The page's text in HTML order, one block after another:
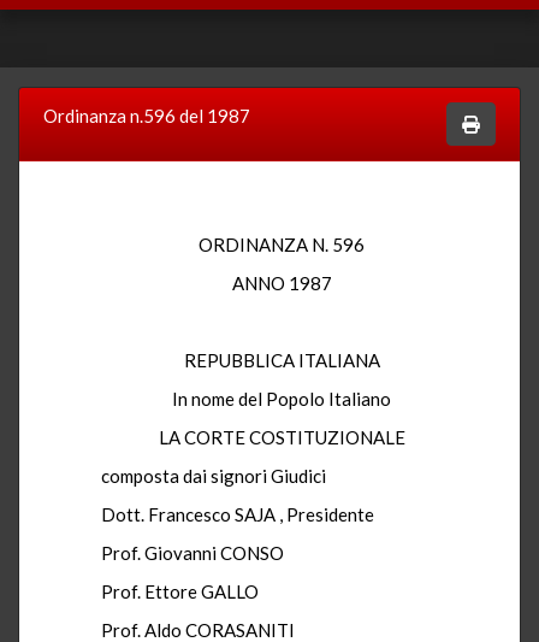
Ordinanza n.596 del 1987
ORDINANZA N. 596
ANNO 1987
REPUBBLICA ITALIANA
In nome del Popolo Italiano
LA CORTE COSTITUZIONALE
composta dai signori Giudici
Dott. Francesco SAJA , Presidente
Prof. Giovanni CONSO
Prof. Ettore GALLO
Prof. Aldo CORASANITI